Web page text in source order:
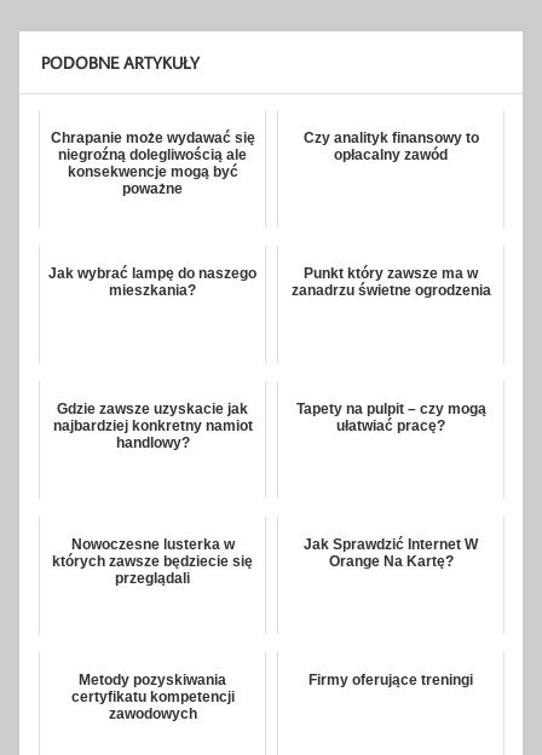
PODOBNE ARTYKUŁY
Chrapanie może wydawać się
niegroźną dolegliwością ale
konsekwencje mogą być
poważne
Czy analityk finansowy to
opłacalny zawód
Jak wybrać lampę do naszego
mieszkania?
Punkt który zawsze ma w
zanadrzu świetne ogrodzenia
Gdzie zawsze uzyskacie jak
najbardziej konkretny namiot
handlowy?
Tapety na pulpit – czy mogą
ułatwiać pracę?
Nowoczesne lusterka w
których zawsze będziecie się
przeglądali
Jak Sprawdzić Internet W
Orange Na Kartę?
Metody pozyskiwania
certyfikatu kompetencji
zawodowych
Firmy oferujące treningi